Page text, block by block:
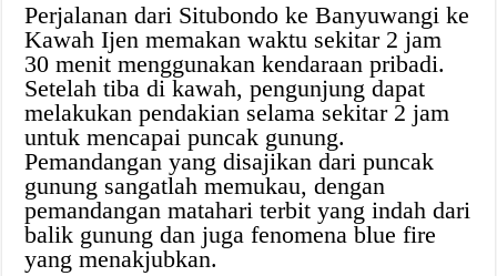
Perjalanan dari Situbondo ke Banyuwangi ke
Kawah Ijen memakan waktu sekitar 2 jam
30 menit menggunakan kendaraan pribadi.
Setelah tiba di kawah, pengunjung dapat
melakukan pendakian selama sekitar 2 jam
untuk mencapai puncak gunung.
Pemandangan yang disajikan dari puncak
gunung sangatlah memukau, dengan
pemandangan matahari terbit yang indah dari
balik gunung dan juga fenomena blue fire
yang menakjubkan.